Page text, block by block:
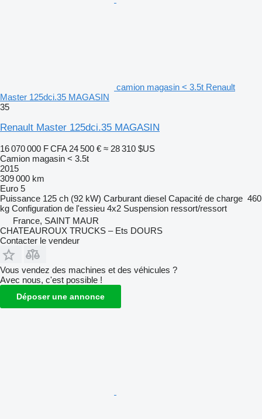
camion magasin < 3.5t Renault
Master 125dci.35 MAGASIN
35
Renault Master 125dci.35 MAGASIN
16 070 000 F CFA 24 500 € ≈ 28 310 $US
Camion magasin < 3.5t
2015
309 000 km
Euro 5
Puissance 125 ch (92 kW) Carburant diesel Capacité de charge 460
kg Configuration de l'essieu 4x2 Suspension ressort/ressort
France, SAINT MAUR
CHATEAUROUX TRUCKS – Ets DOURS
Contacter le vendeur
Vous vendez des machines et des véhicules ?
Avec nous, c'est possible !
Déposer une annonce